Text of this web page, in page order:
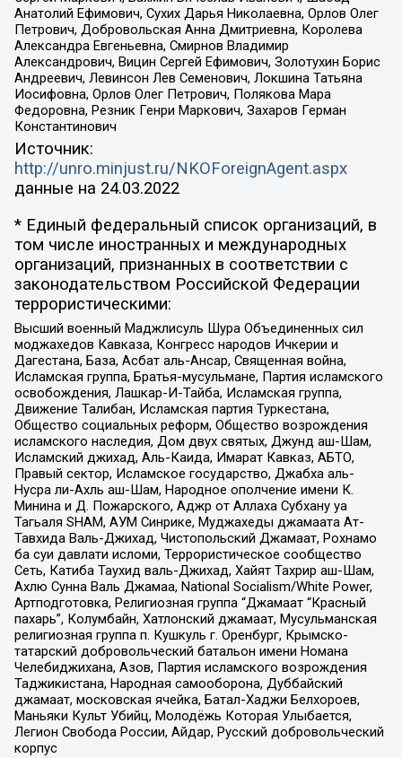
Анатолий Ефимович, Сухих Дарья Николаевна, Орлов Олег
Петрович, Добровольская Анна Дмитриевна, Королева
Александра Евгеньевна, Смирнов Владимир
Александрович, Вицин Сергей Ефимович, Золотухин Борис
Андреевич, Левинсон Лев Семенович, Локшина Татьяна
Иосифовна, Орлов Олег Петрович, Полякова Мара
Федоровна, Резник Генри Маркович, Захаров Герман
Константинович
Источник:
http://unro.minjust.ru/NKOForeignAgent.aspx
данные на 24.03.2022
* Единый федеральный список организаций, в
том числе иностранных и международных
организаций, признанных в соответствии с
законодательством Российской Федерации
террористическими:
Высший военный Маджлисуль Шура Объединенных сил
моджахедов Кавказа, Конгресс народов Ичкерии и
Дагестана, База, Асбат аль-Ансар, Священная война,
Исламская группа, Братья-мусульмане, Партия исламского
освобождения, Лашкар-И-Тайба, Исламская группа,
Движение Талибан, Исламская партия Туркестана,
Общество социальных реформ, Общество возрождения
исламского наследия, Дом двух святых, Джунд аш-Шам,
Исламский джихад, Аль-Каида, Имарат Кавказ, АБТО,
Правый сектор, Исламское государство, Джабха аль-
Нусра ли-Ахль аш-Шам, Народное ополчение имени К.
Минина и Д. Пожарского, Аджр от Аллаха Субхану уа
Тагьаля SHAM, АУМ Синрике, Муджахеды джамаата Ат-
Тавхида Валь-Джихад, Чистопольский Джамаат, Рохнамо
ба суи давлати исломи, Террористическое сообщество
Сеть, Катиба Таухид валь-Джихад, Хайят Тахрир аш-Шам,
Ахлю Сунна Валь Джамаа, National Socialism/White Power,
Артподготовка, Религиозная группа “Джамаат “Красный
пахарь”, Колумбайн, Хатлонский джамаат, Мусульманская
религиозная группа п. Кушкуль г. Оренбург, Крымско-
татарский добровольческий батальон имени Номана
Челебиджихана, Азов, Партия исламского возрождения
Таджикистана, Народная самооборона, Дуббайский
джамаат, московская ячейка, Батал-Хаджи Белхороев,
Маньяки Культ Убийц, Молодёжь Которая Улыбается,
Легион Свобода России, Айдар, Русский добровольческий
корпус